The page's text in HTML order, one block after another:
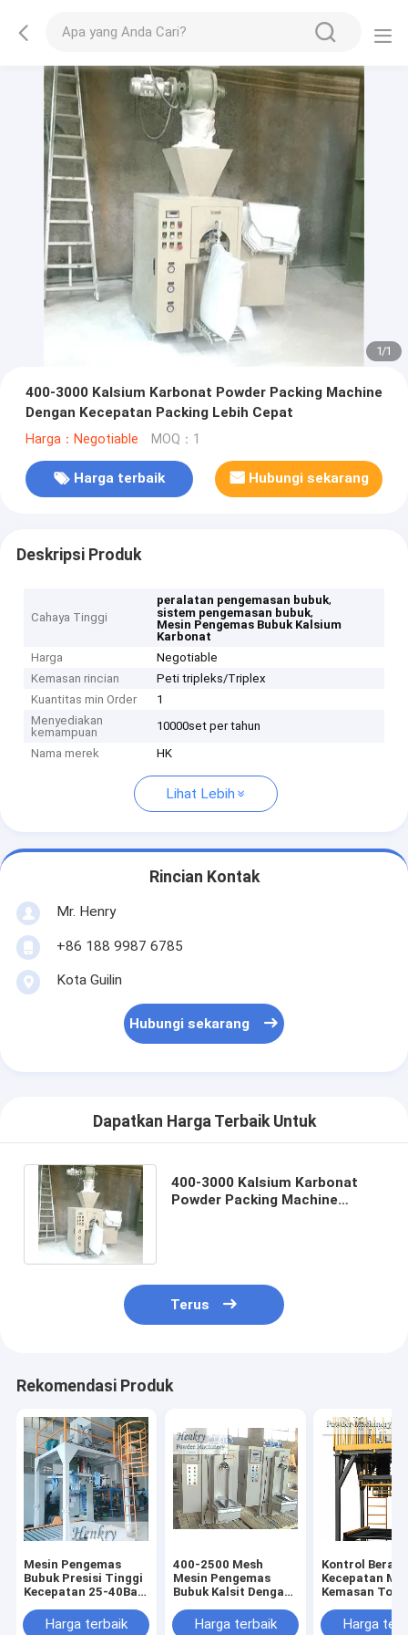
1/1
400-3000 Kalsium Karbonat Powder Packing Machine
Dengan Kecepatan Packing Lebih Cepat
Harga：Negotiable MOQ：1
Harga terbaik Hubungi sekarang
Deskripsi Produk
Cahaya Tinggi
peralatan pengemasan bubuk,
sistem pengemasan bubuk,
Mesin Pengemas Bubuk Kalsium
Karbonat
Harga
Negotiable
Kemasan rincian
Peti tripleks/Triplex
Kuantitas min Order
1
Menyediakan
kemampuan
10000set per tahun
Nama merek
HK
Lihat Lebih
Rincian Kontak
Mr. Henry
+86 188 9987 6785
Kota Guilin
Hubungi sekarang
Dapatkan Harga Terbaik Untuk
400-3000 Kalsium Karbonat
Powder Packing Machine
Terus
Rekomendasi Produk
Mesin Pengemas
Bubuk Presisi Tinggi
Kecepatan 25-40Bag
Harga terbaik
400-2500 Mesh
Mesin Pengemas
Bubuk Kalsit Dengan
TepatHarga terbaik
Kontrol Berat
Kecepatan
Kemasan Ton
SerbukHarga